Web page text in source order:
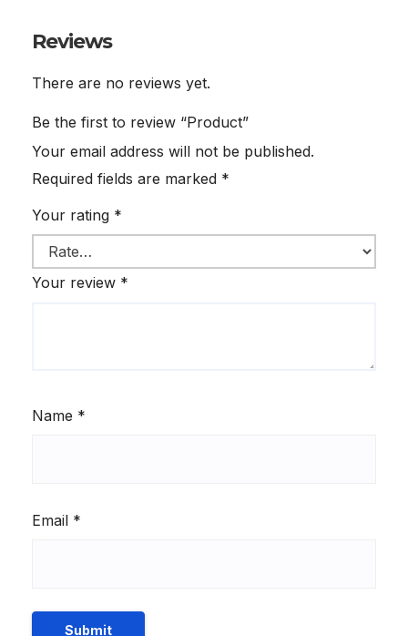
Reviews
There are no reviews yet.
Be the first to review “Product”
Your email address will not be published.
Required fields are marked *
Your rating *
Your review *
Name *
Email *